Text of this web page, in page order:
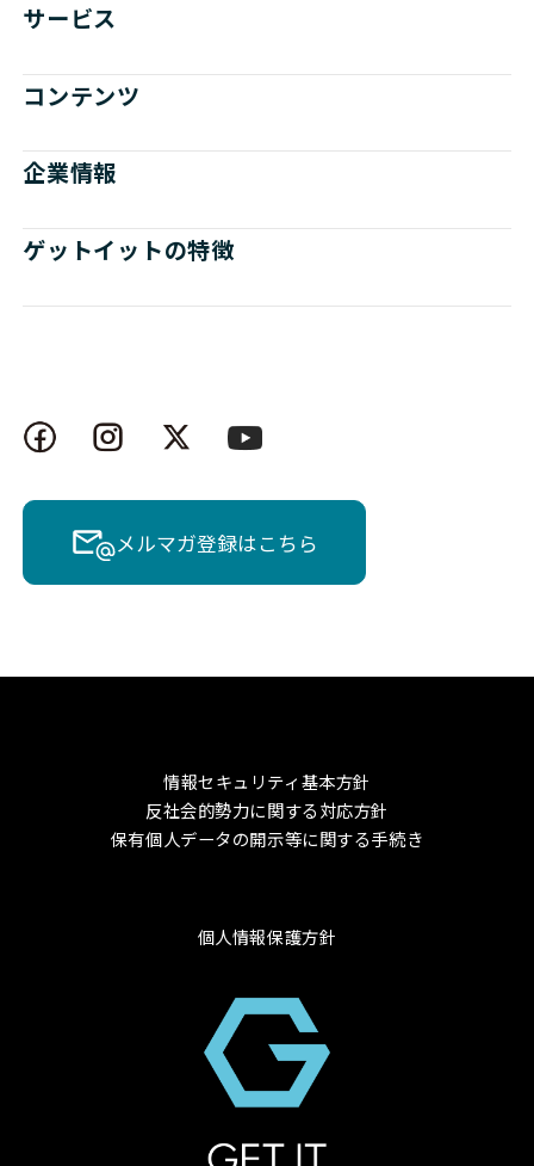
サービス
コンテンツ
企業情報
ゲットイットの特徴
メルマガ登録はこちら
情報セキュリティ基本方針
反社会的勢力に関する対応方針
保有個人データの開示等に関する手続き
個人情報保護方針